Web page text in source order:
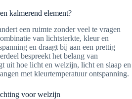
kalmerend element?
een ruimte zonder veel te vragen
van lichtsterkte, kleur en
en draagt bij aan een prettig
bespreekt het belang van
uit hoe licht en welzijn, licht en slaap en
met kleurtemperatuur ontspanning.
voor welzijn